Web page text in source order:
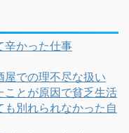
辛かった仕事
での理不尽な扱い
ことが原因で貧乏生活
別れられなかった自